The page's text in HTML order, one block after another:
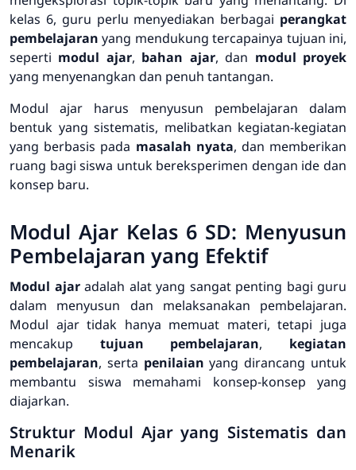
kelas 6, guru perlu menyediakan berbagai perangkat
pembelajaran yang mendukung tercapainya tujuan ini,
seperti modul ajar, bahan ajar, dan modul proyek
yang menyenangkan dan penuh tantangan.
Modul ajar harus menyusun pembelajaran dalam
bentuk yang sistematis, melibatkan kegiatan-kegiatan
yang berbasis pada masalah nyata, dan memberikan
ruang bagi siswa untuk bereksperimen dengan ide dan
konsep baru.
Modul Ajar Kelas 6 SD: Menyusun
Pembelajaran yang Efektif
Modul ajaradalah alat yang sangat penting bagi guru
dalam menyusun dan melaksanakan pembelajaran.
Modul ajar tidak hanya memuat materi, tetapi juga
mencakup tujuan pembelajaran, kegiatan
pembelajaran, serta penilaian yang dirancang untuk
membantu siswa memahami konsep-konsep yang
diajarkan.
Struktur Modul Ajar yang Sistematis dan
Menarik